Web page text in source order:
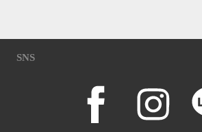
SNS